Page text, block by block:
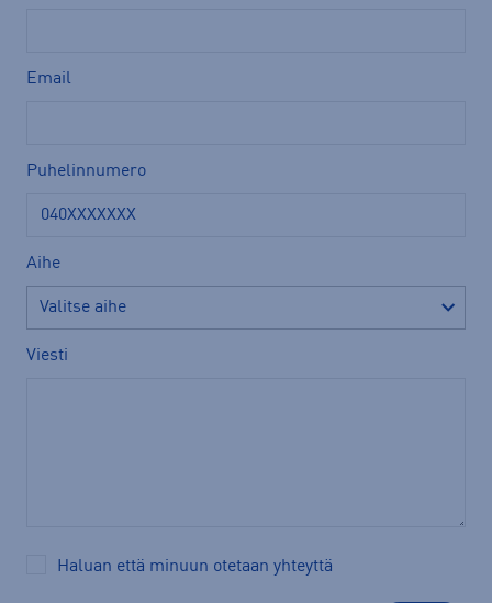
Email
Puhelinnumero
Aihe
Viesti
Haluan että minuun otetaan yhteyttä